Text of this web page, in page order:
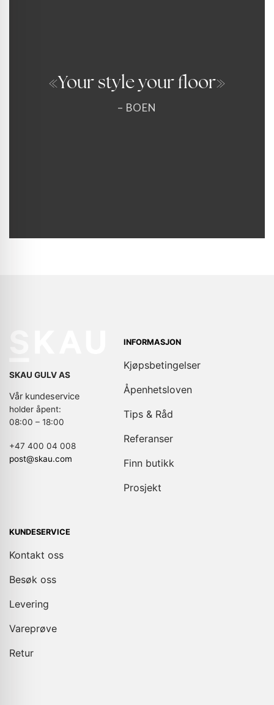
«Your style your floor»
– BOEN
SKAU GULV AS
Vår kundeservice
holder åpent:
08:00 – 18:00
+47 400 04 008
post@skau.com
INFORMASJON
Kjøpsbetingelser
Åpenhetsloven
Tips & Råd
Referanser
Finn butikk
Prosjekt
KUNDESERVICE
Kontakt oss
Besøk oss
Levering
Vareprøve
Retur